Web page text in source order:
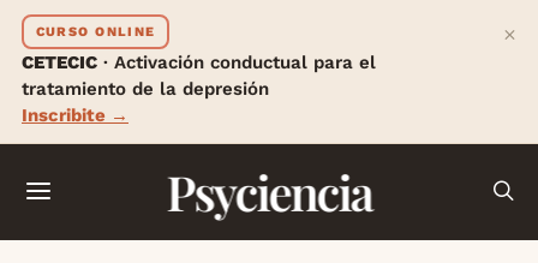
CURSO ONLINE
CETECIC · Activación conductual para el
tratamiento de la depresión
Inscribite →
×
Psyciencia